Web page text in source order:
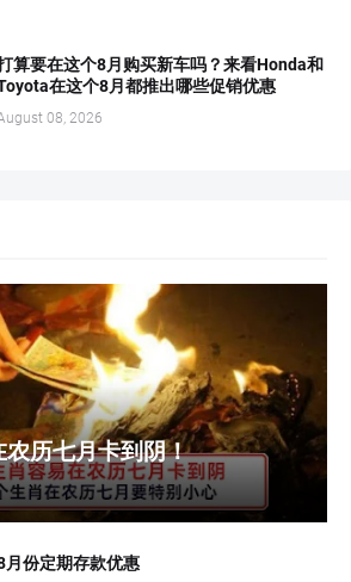
算要在这个8月购买新车吗？来看Honda和
在这个8月都推出哪些促销优惠
08, 2026
历七月卡到阴！
月份定期存款优惠